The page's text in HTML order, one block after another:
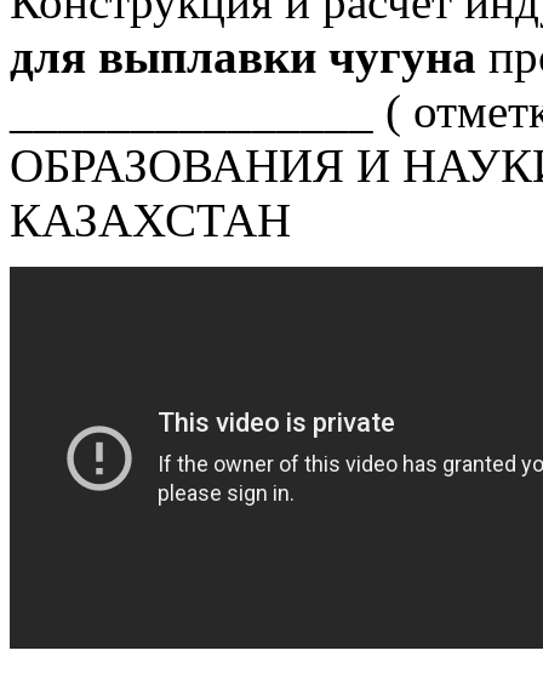
для выплавки чугуна
_______________ (
ОБРАЗОВАНИЯ И
КАЗАХСТАН